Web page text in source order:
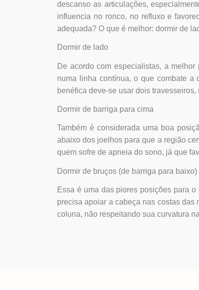
descanso as articulações,
influencia no ronco, no refluxo e
adequada? O que é melhor: dormir de
Dormir de lado
De acordo com especialistas, a
numa linha contínua, o que combate
benéfica deve-se usar dois
Dormir de barriga para cima
Também é considerada uma boa
abaixo dos joelhos para que a região
quem sofre de apneia do sono, já que
Dormir de bruços (de barriga para baixo)
Essa é uma das piores posições para
precisa apoiar a cabeça nas costas das
coluna, não respeitando sua curvatura